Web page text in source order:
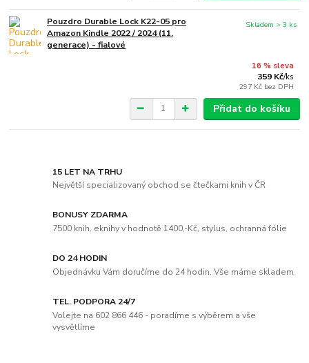
Pouzdro Durable Lock K22-05 pro
Amazon Kindle 2022 / 2024 (11.
generace) - fialové
16 % sleva
359 Kč/ks
297 Kč bez DPH
Skladem > 3 ks
Přidat do košíku
15 LET NA TRHU
Největší specializovaný obchod se čtečkami knih v ČR
BONUSY ZDARMA
7500 knih, eknihy v hodnotě 1400,-Kč, stylus, ochranná fólie
DO 24 HODIN
Objednávku Vám doručíme do 24 hodin. Vše máme skladem
TEL. PODPORA 24/7
Volejte na 602 866 446 - poradíme s výběrem a vše
vysvětlíme